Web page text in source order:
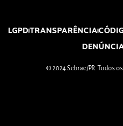
LGPDTRANSPARÊNCIA
© 2024 Sebrae/PR. Todos